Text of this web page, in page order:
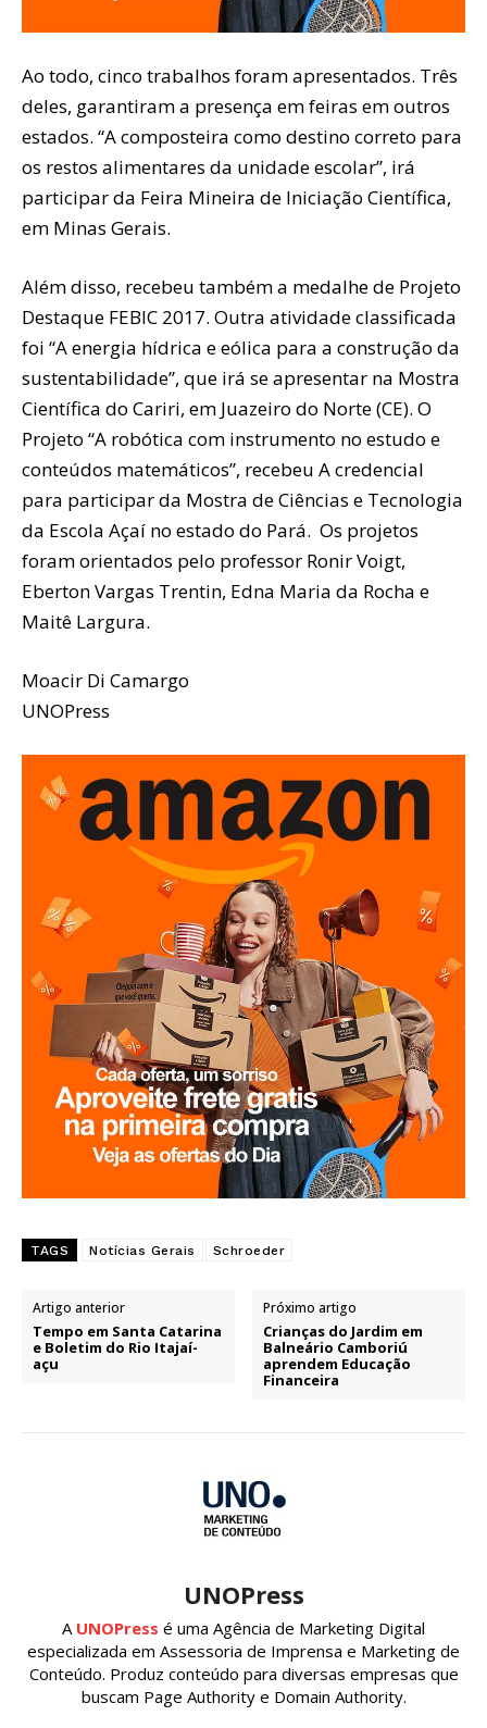
Ao todo, cinco trabalhos foram apresentados. Três
deles, garantiram a presença em feiras em outros
estados. “A composteira como destino correto para
os restos alimentares da unidade escolar”, irá
participar da Feira Mineira de Iniciação Científica,
em Minas Gerais.
Além disso, recebeu também a medalhe de Projeto
Destaque FEBIC 2017. Outra atividade classificada
foi “A energia hídrica e eólica para a construção da
sustentabilidade”, que irá se apresentar na Mostra
Científica do Cariri, em Juazeiro do Norte (CE). O
Projeto “A robótica com instrumento no estudo e
conteúdos matemáticos”, recebeu A credencial
para participar da Mostra de Ciências e Tecnologia
da Escola Açaí no estado do Pará. Os projetos
foram orientados pelo professor Ronir Voigt,
Eberton Vargas Trentin, Edna Maria da Rocha e
Maitê Largura.
Moacir Di Camargo
UNOPress
TAGS Notícias Gerais Schroeder
Artigo anterior
Tempo em Santa Catarina
e Boletim do Rio Itajaí-
açu
Próximo artigo
Crianças do Jardim em
Balneário Camboriú
aprendem Educação
Financeira
UNOPress
A UNOPress é uma Agência de Marketing Digital
especializada em Assessoria de Imprensa e Marketing de
Conteúdo. Produz conteúdo para diversas empresas que
buscam Page Authority e Domain Authority.